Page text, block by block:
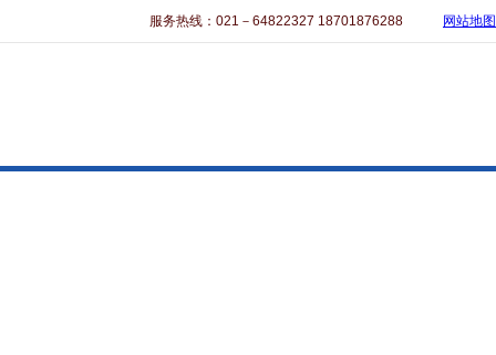
服务热线：021－64822327 18701876288 网站地图